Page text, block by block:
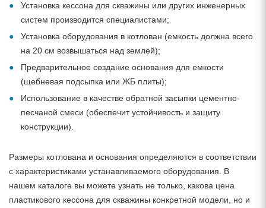
Установка кессона для скважины или других инженерных
систем производится специалистами;
Установка оборудования в котлован (емкость должна всего
на 20 см возвышаться над землей);
Предварительное создание основания для емкости
(щебневая подсыпка или ЖБ плиты);
Использование в качестве обратной засыпки цементно-
песчаной смеси (обеспечит устойчивость и защиту
конструкции).
Размеры котлована и основания определяются в соответствии
с характеристиками устанавливаемого оборудования. В
нашем каталоге вы можете узнать не только, какова цена
пластикового кессона для скважины конкретной модели, но и